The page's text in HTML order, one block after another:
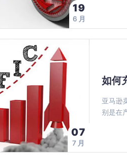
19
6 月
07
7 月
如何
亚马逊
别是在